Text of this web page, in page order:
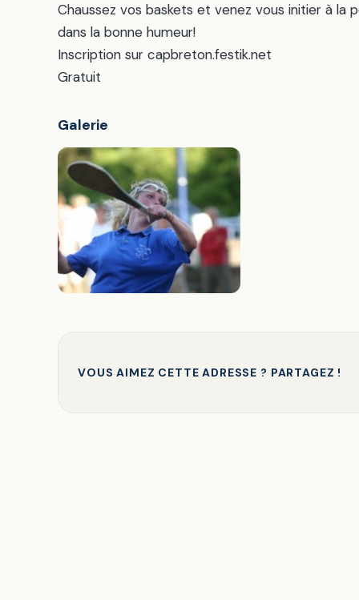
Chaussez vos baskets et venez vous initier à la
dans la bonne humeur!
Inscription sur capbreton.festik.net
Gratuit
Galerie
VOUS AIMEZ CETTE ADRESSE ? PARTAGEZ !